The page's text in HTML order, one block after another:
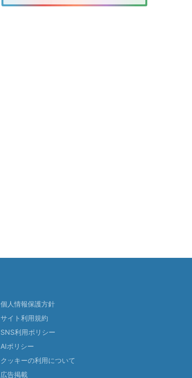
個人情報保護方針
サイト利用規約
SNS利用ポリシー
AIポリシー
クッキーの利用について
広告掲載